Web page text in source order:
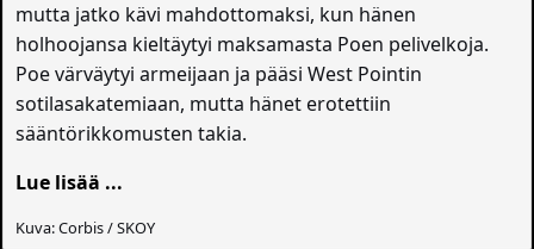
mutta jatko kävi mahdottomaksi, kun hänen
holhoojansa kieltäytyi maksamasta Poen pelivelkoja.
Poe värväytyi armeijaan ja pääsi West Pointin
sotilasakatemiaan, mutta hänet erotettiin
sääntörikkomusten takia.
Lue lisää ...
Kuva: Corbis / SKOY